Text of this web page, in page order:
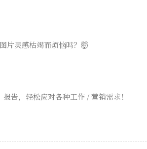
片灵感枯竭而烦恼吗？🤯
告，轻松应对各种工作 / 营销需求！